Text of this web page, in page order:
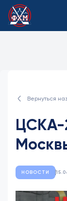
Вернуться
ЦСКА-
НОВОСТИ